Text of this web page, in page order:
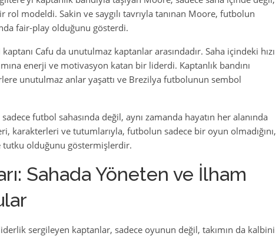
rol modeldi. Sakin ve saygılı tavrıyla tanınan Moore, futbolun
fair-play olduğunu gösterdi.
Cafu da unutulmaz kaptanlar arasındadır. Saha içindeki hızı
enerji ve motivasyon katan bir liderdi. Kaptanlık bandını
unutulmaz anlar yaşattı ve Brezilya futbolunun sembol
futbol sahasında değil, aynı zamanda hayatın her alanında
karakterleri ve tutumlarıyla, futbolun sadece bir oyun olmadığını,
tutku olduğunu göstermişlerdir.
Sahada Yöneten ve İlham
sergileyen kaptanlar, sadece oyunun değil, takımın da kalbini